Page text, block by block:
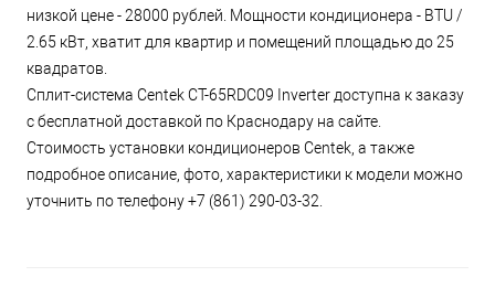
низкой цене - 28000 рублей. Мощности кондиционера - BTU /
2.65 кВт, хватит для квартир и помещений площадью до 25
квадратов.
Сплит-система Centek CT-65RDC09 Inverter доступна к заказу
с бесплатной доставкой по Краснодару на сайте.
Стоимость установки кондиционеров Centek, а также
подробное описание, фото, характеристики к модели можно
уточнить по телефону +7 (861) 290-03-32.